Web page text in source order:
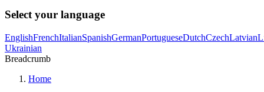
Select your language
EnglishFrenchItalianSpanishGermanPortugueseDutchCzechLatvian
Ukrainian
Breadcrumb
Home